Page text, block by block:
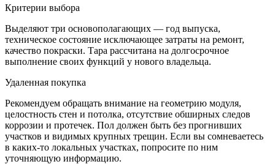
Критерии выбора
Выделяют три основополагающих — год выпуска,
техническое состояние исключающее затраты на ремонт,
качество покраски. Тара рассчитана на долгосрочное
выполнение своих функций у нового владельца.
Удаленная покупка
Рекомендуем обращать внимание на геометрию модуля,
целостность стен и потолка, отсутствие обширных следов
коррозии и протечек. Пол должен быть без прогнивших
участков и видимых крупных трещин. Если вы сомневаетесь
в каких-то локальных участках, попросите по ним
уточняющую информацию.